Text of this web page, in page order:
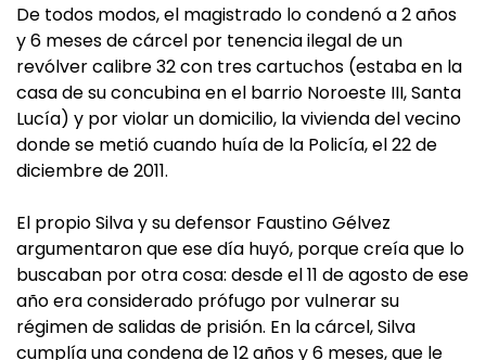
De todos modos, el magistrado lo condenó a 2 años
y 6 meses de cárcel por tenencia ilegal de un
revólver calibre 32 con tres cartuchos (estaba en la
casa de su concubina en el barrio Noroeste III, Santa
Lucía) y por violar un domicilio, la vivienda del vecino
donde se metió cuando huía de la Policía, el 22 de
diciembre de 2011.
El propio Silva y su defensor Faustino Gélvez
argumentaron que ese día huyó, porque creía que lo
buscaban por otra cosa: desde el 11 de agosto de ese
año era considerado prófugo por vulnerar su
régimen de salidas de prisión. En la cárcel, Silva
cumplía una condena de 12 años y 6 meses, que le